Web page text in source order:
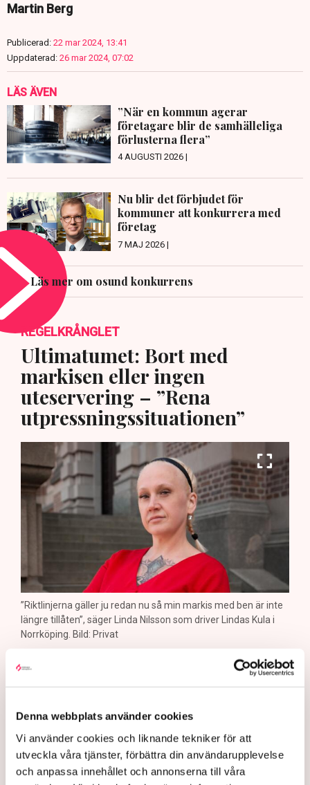
Denna webbplats använder cookies
Vi använder cookies och liknande tekniker för att
utveckla våra tjänster, förbättra din användarupplevelse
och anpassa innehållet och annonserna till våra
Martin Berg
Publicerad: 22 mar 2024, 13:41
Uppdaterad: 26 mar 2024, 07:02
LÄS ÄVEN
”När en kommun agerar
företagare blir de samhälleliga
förlusterna flera”
4 AUGUSTI 2026 |
Nu blir det förbjudet för
kommuner att konkurrera med
företag
7 MAJ 2026 |
Läs mer om osund konkurrens
REGELKRÅNGLET
Ultimatumet: Bort med
markisen eller ingen
uteservering – ”Rena
utpressningssituationen”
”Riktlinjerna gäller ju redan nu så min markis med ben är inte
längre tillåten”, säger Linda Nilsson som driver Lindas Kula i
Norrköping. Bild: Privat
Uteserveringen skulle ha öppnat i
början av sommaren, för tredje året i
rad. Men kommunens plötsligt ändrade
riktlinjer satte stopp. ”Noll förståelse
för företagare”, säger
restaurangföretagaren Linda Nilsson i